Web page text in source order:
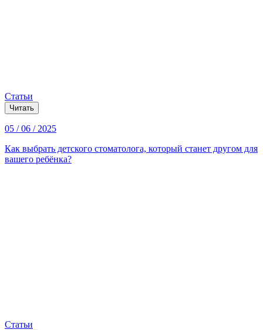
Статьи
Читать
05 / 06 / 2025
Как выбрать детского стоматолога, который станет другом для
вашего ребёнка?
Статьи